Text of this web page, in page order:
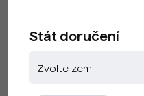
Stát doručení